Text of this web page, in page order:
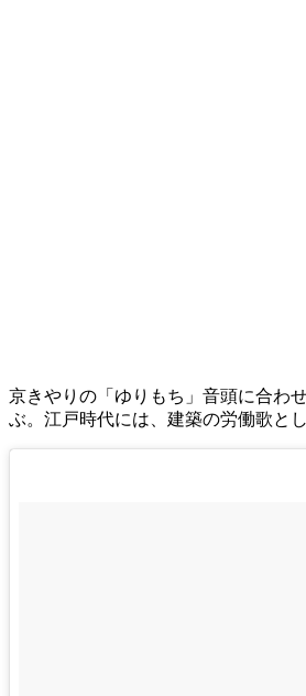
京きやりの「ゆりもち」音頭に合わ
ぶ。江戸時代には、建築の労働歌と